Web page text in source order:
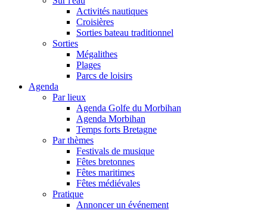
Activités nautiques
Croisières
Sorties bateau traditionnel
Sorties
Mégalithes
Plages
Parcs de loisirs
Agenda
Par lieux
Agenda Golfe du Morbihan
Agenda Morbihan
Temps forts Bretagne
Par thèmes
Festivals de musique
Fêtes bretonnes
Fêtes maritimes
Fêtes médiévales
Pratique
Annoncer un événement